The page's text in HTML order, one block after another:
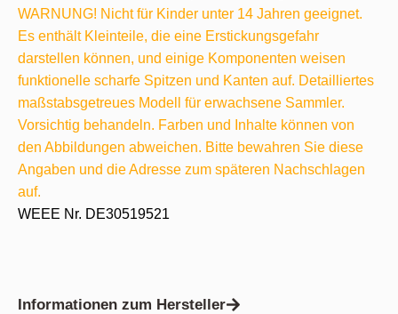
WARNUNG! Nicht für Kinder unter 14 Jahren geeignet.
Es enthält Kleinteile, die eine Erstickungsgefahr
darstellen können, und einige Komponenten weisen
funktionelle scharfe Spitzen und Kanten auf. Detailliertes
maßstabsgetreues Modell für erwachsene Sammler.
Vorsichtig behandeln. Farben und Inhalte können von
den Abbildungen abweichen. Bitte bewahren Sie diese
Angaben und die Adresse zum späteren Nachschlagen
auf.
WEEE Nr. DE30519521
Informationen zum Hersteller